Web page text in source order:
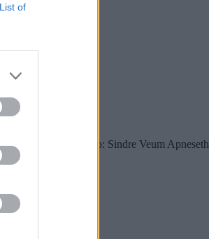
of
hotelldirektør. Foto: Sindre Veum Apneseth
beste utsikt.